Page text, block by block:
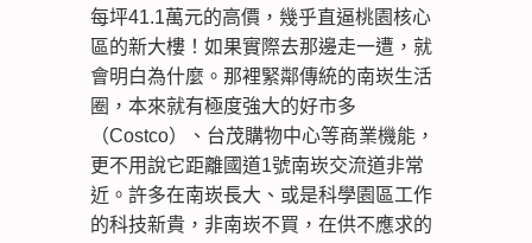
每坪41.1萬元的高價，幾乎直逼桃園核心
區的新大樓！如果實際去那邊走一遭，就
會明白為什麼。那裡緊鄰傳統的南崁生活
圈，本來就有極度強大的好市多
（Costco）、台茂購物中心等商業機能，
更不用說它距離國道1號南崁交流道非常
近。許多在南崁長大、或是科學園區工作
的科技新貴，非南崁不買，在供不應求的